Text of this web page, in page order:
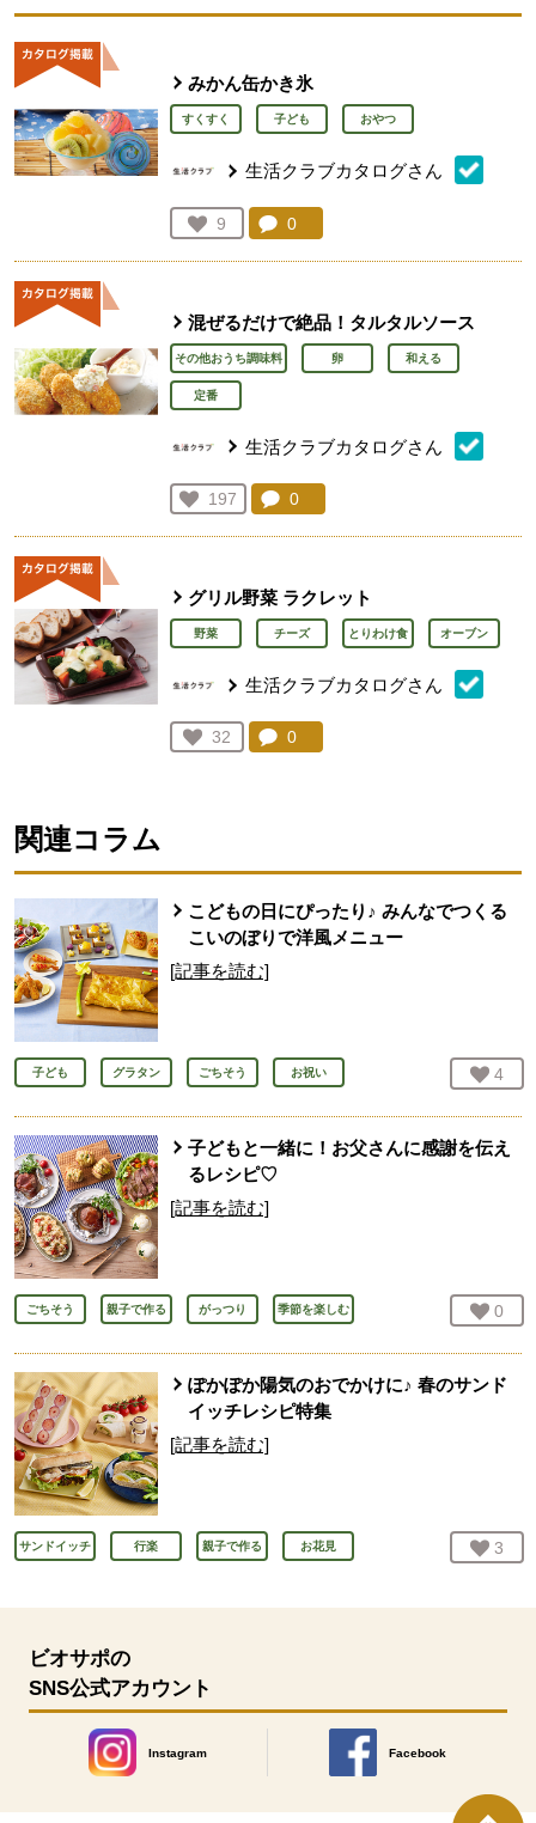
みかん缶かき氷
すくすく 子ども おやつ
生活クラブカタログさん
お気に入り登録：
9
人が登録
コメント：
0
混ぜるだけで絶品！タルタルソース
その他おうち調味料 卵 和える
定番
生活クラブカタログさん
お気に入り登録：
197
人が登録
コメント：
0
グリル野菜 ラクレット
野菜 チーズ とりわけ食 オーブン
生活クラブカタログさん
お気に入り登録：
32
人が登録
コメント：
0
関連コラム
こどもの日にぴったり♪ みんなでつくる
こいのぼりで洋風メニュー
[記事を読む]
子ども グラタン ごちそう お祝い お気
4
子どもと一緒に！お父さんに感謝を伝え
るレシピ♡
[記事を読む]
ごちそう 親子で作る がっつり 季節を楽しむ お気
0
ぽかぽか陽気のおでかけに♪ 春のサンド
イッチレシピ特集
[記事を読む]
サンドイッチ 行楽 親子で作る お花見 お気
3
ビオサポの
SNS公式アカウント
Instagram
別のウィンドウで開きます。
Facebook
別のウィンドウで開きます